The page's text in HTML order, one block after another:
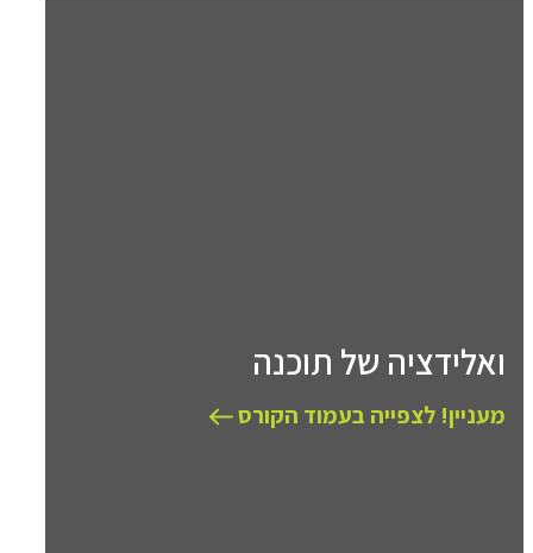
ואלידציה של תוכנה
מעניין! לצפייה בעמוד הקורס